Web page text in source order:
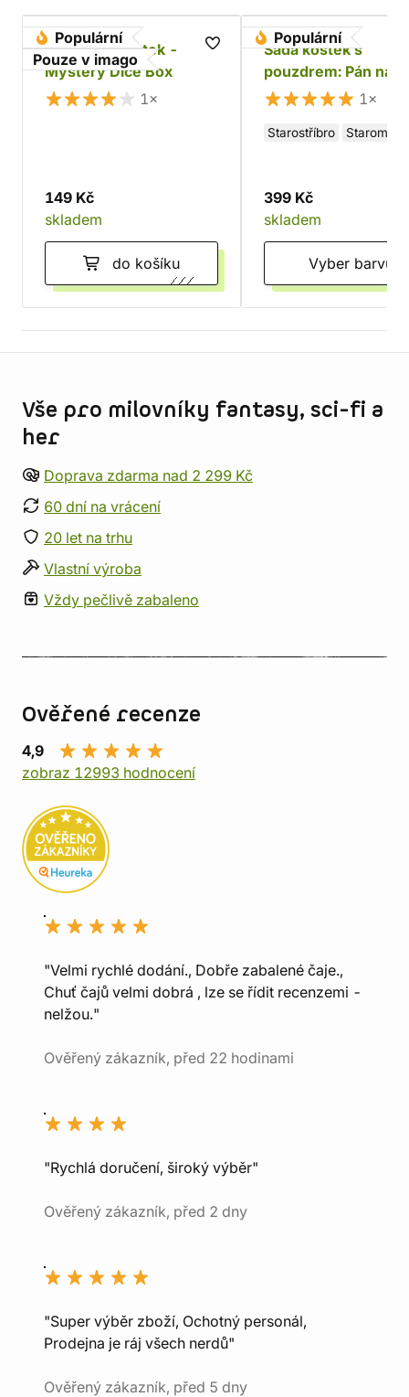
Populární
Pouze v imago
Sada RPG kostek -
Mystery Dice Box
1×
149 Kč
skladem
do košíku
Populární
Sada kostek s
pouzdrem: Pán
1×
Starostříbro
399 Kč
skladem
Vyber barvu
Vše pro milovníky fantasy, sci-fi a
her
Doprava zdarma nad 2 299 Kč
60 dní na vrácení
20 let na trhu
Vlastní výroba
Vždy pečlivě zabaleno
Ověřené recenze
4,9
zobraz 12993 hodnocení
"Velmi rychlé dodání., Dobře zabalené čaje.,
Chuť čajů velmi dobrá , lze se řídit recenzemi -
nelžou."
Ověřený zákazník, před 22 hodinami
"Rychlá doručení, široký výběr"
Ověřený zákazník, před 2 dny
"Super výběr zboží, Ochotný personál,
Prodejna je ráj všech nerdů"
Ověřený zákazník, před 5 dny